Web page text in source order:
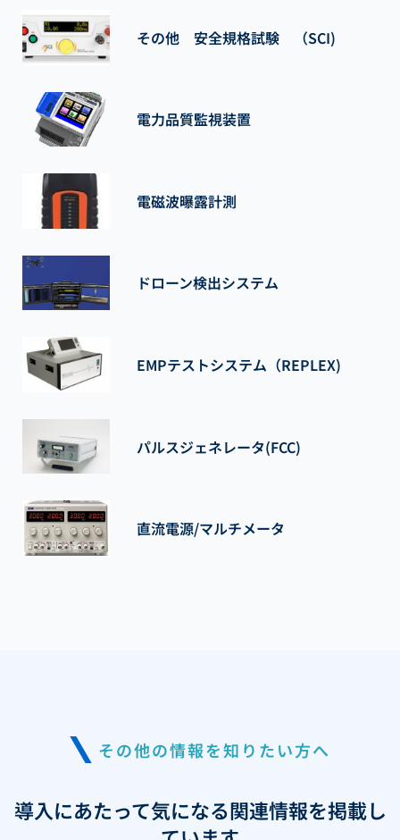
その他 安全規格試験 （SCI)
電力品質監視装置
電磁波曝露計測
ドローン検出システム
EMPテストシステム（REPLEX)
パルスジェネレータ(FCC)
直流電源/マルチメータ
その他の情報を知りたい方へ
導入にあたって気になる関連情報を掲載し